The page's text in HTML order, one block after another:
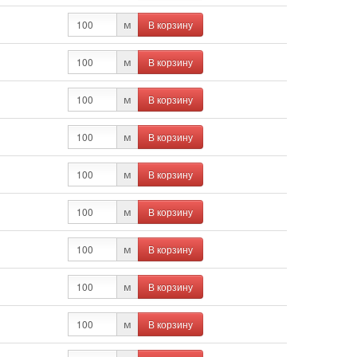
м В корзину
м В корзину
м В корзину
м В корзину
м В корзину
м В корзину
м В корзину
м В корзину
м В корзину